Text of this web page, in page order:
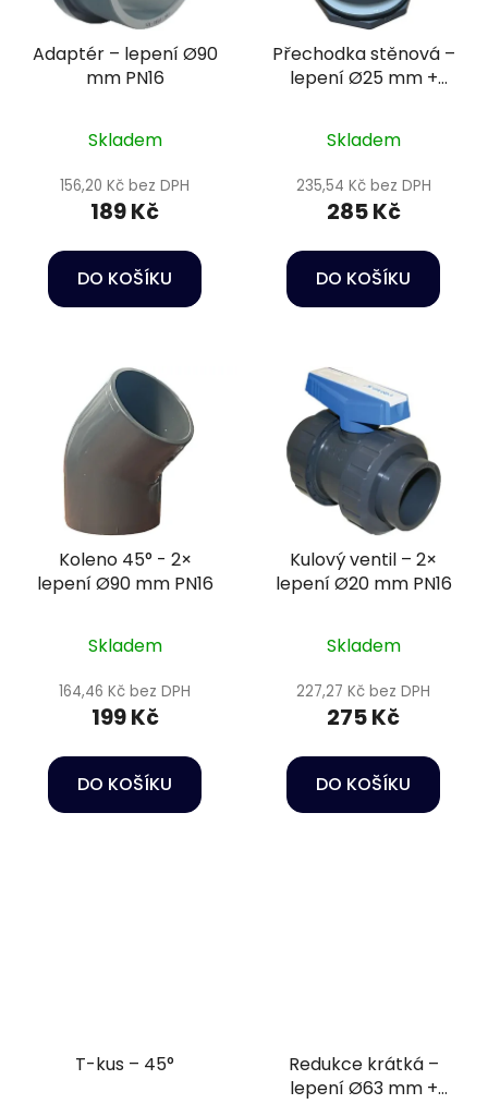
Adaptér – lepení Ø90
mm PN16
Skladem
156,20 Kč bez DPH
189 Kč
DO KOŠÍKU
Přechodka stěnová –
lepení Ø25 mm +
Skladem
235,54 Kč bez DPH
285 Kč
DO KOŠÍKU
Koleno 45° - 2×
lepení Ø90 mm PN16
Skladem
164,46 Kč bez DPH
199 Kč
DO KOŠÍKU
Kulový ventil – 2×
lepení Ø20 mm PN16
Skladem
227,27 Kč bez DPH
275 Kč
DO KOŠÍKU
T-kus – 45°
Redukce krátká –
lepení Ø63 mm +